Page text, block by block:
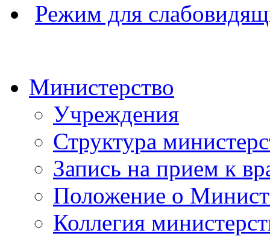
Режим для
Министерство
Учреждения
Структура
Запись на прием к
Положение о
Коллегия